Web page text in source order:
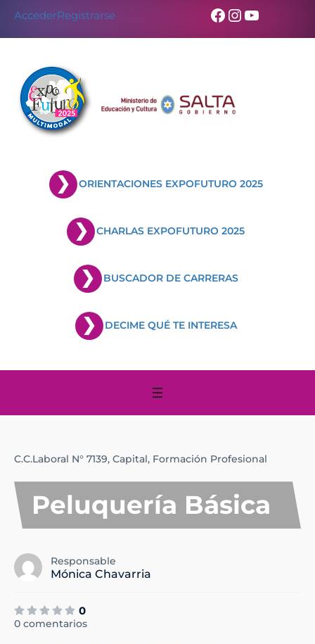
AccederRegistrarse Facebook
Instagram
YouTube
ORIENTACIONES EXPOFUTURO 2025
CHARLAS EXPOFUTURO 2025
BUSCADOR DE CARRERAS
DECIME QUÉ TE INTERESA
C.C.Laboral N° 7139, Capital, Formación Profesional
Peluquería Básica
Responsable
Mónica Chavarria
0
0 comentarios